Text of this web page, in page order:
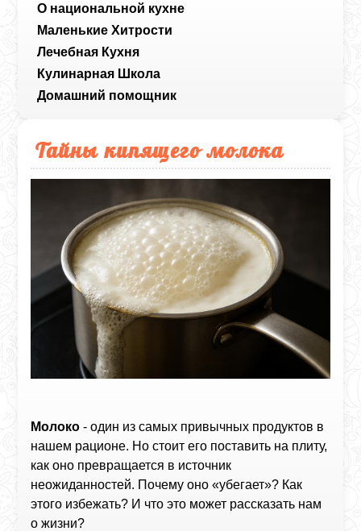
О национальной кухне
Маленькие Хитрости
Лечебная Кухня
Кулинарная Школа
Домашний помощник
Тайны кипящего молока
Молоко - один из самых привычных продуктов в
нашем рационе. Но стоит его поставить на плиту,
как оно превращается в источник
неожиданностей. Почему оно «убегает»? Как
этого избежать? И что это может рассказать нам
о жизни?